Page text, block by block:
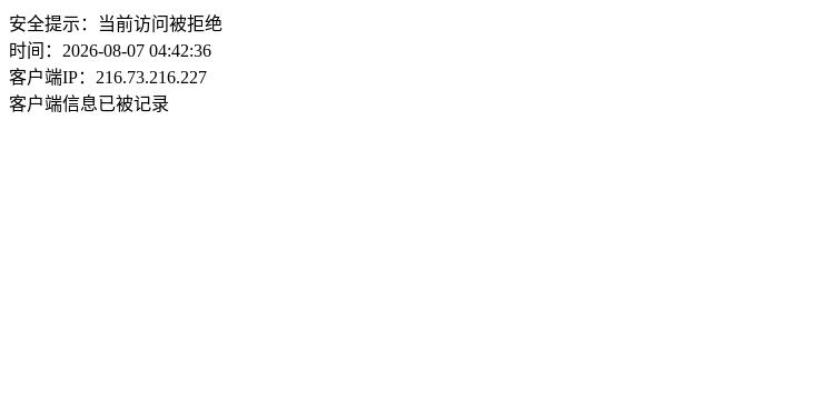
安全提示：当前访问被拒绝
时间：2026-08-07 04:42:36
客户端IP：216.73.216.227
客户端信息已被记录